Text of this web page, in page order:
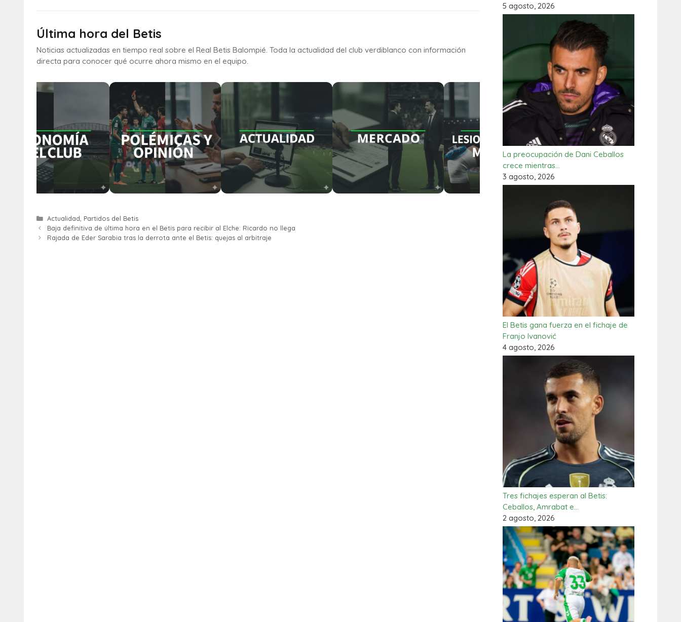
Última hora del Betis
Noticias actualizadas en tiempo real sobre el Real Betis Balompié. Toda la actualidad del club verdiblanco con información
directa para conocer qué ocurre ahora mismo en el equipo.
Actualidad Partidos del Betis
Baja definitiva de última hora en el Betis para recibir al Elche: Ricardo no llega
Rajada de Eder Sarabia tras la derrota ante el Betis: quejas al arbitraje
5 agosto, 2026
La preocupación de Dani Ceballos
crece mientras…
3 agosto, 2026
El Betis gana fuerza en el fichaje de
Franjo Ivanović
4 agosto, 2026
Tres fichajes esperan al Betis:
Ceballos, Amrabat e…
2 agosto, 2026